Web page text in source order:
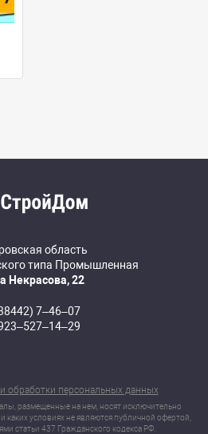
область
типа Промышленная
Некрасова, 22
7‒46‒07
обработки персональных данных
размещенные на нем, носят исключительно
условиях не являются публичной офертой,
статьи 437 Гражданского кодекса РФ.